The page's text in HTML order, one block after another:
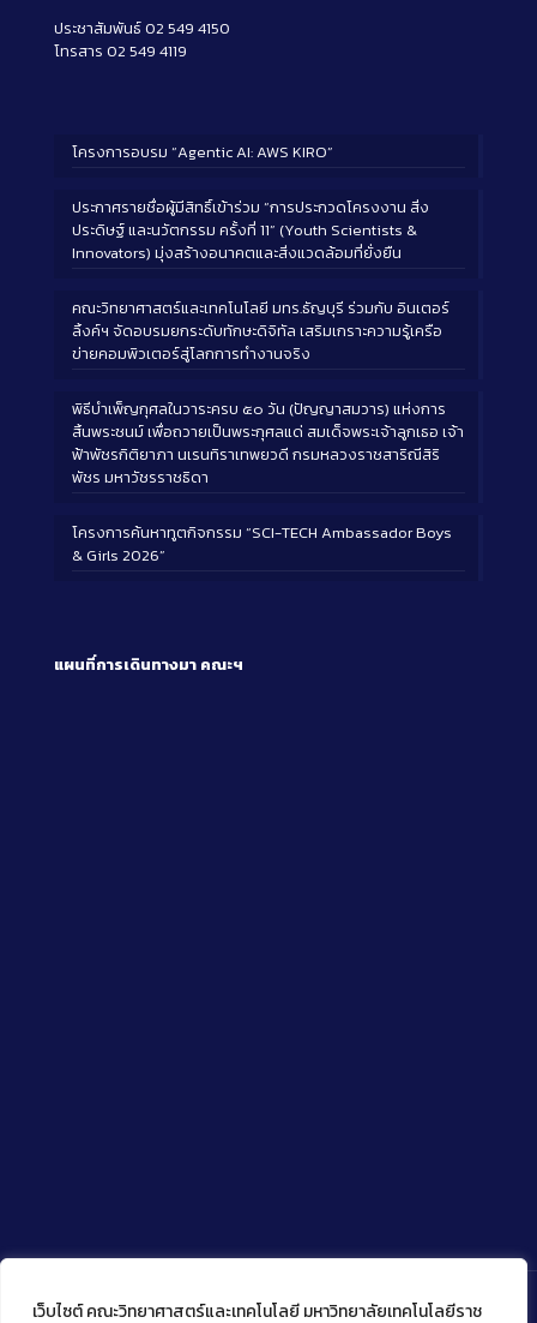
เว็บไซต์ คณะวิทยาศาสตร์และเทคโนโลยี มหาวิทยาลัยเทคโนโลยีราช
ประชาสัมพันธ์ 02 549 4150
โทรสาร 02 549 4119
โครงการอบรม “Agentic AI: AWS KIRO”
ประกาศรายชื่อผู้มีสิทธิ์เข้าร่วม “การประกวดโครงงาน สิ่ง
ประดิษฐ์ และนวัตกรรม ครั้งที่ 11” (Youth Scientists &
Innovators) มุ่งสร้างอนาคตและสิ่งแวดล้อมที่ยั่งยืน
คณะวิทยาศาสตร์และเทคโนโลยี มทร.ธัญบุรี ร่วมกับ อินเตอร์
ลิ้งค์ฯ จัดอบรมยกระดับทักษะดิจิทัล เสริมเกราะความรู้เครือ
ข่ายคอมพิวเตอร์สู่โลกการทำงานจริง
พิธีบำเพ็ญกุศลในวาระครบ ๕๐ วัน (ปัญญาสมวาร) แห่งการ
สิ้นพระชนม์ เพื่อถวายเป็นพระกุศลแด่ สมเด็จพระเจ้าลูกเธอ เจ้า
ฟ้าพัชรกิติยาภา นเรนทิราเทพยวดี กรมหลวงราชสาริณีสิริ
พัชร มหาวัชรราชธิดา
โครงการค้นหาทูตกิจกรรม “SCI-TECH Ambassador Boys
& Girls 2026”
แผนที่การเดินทางมา คณะฯ